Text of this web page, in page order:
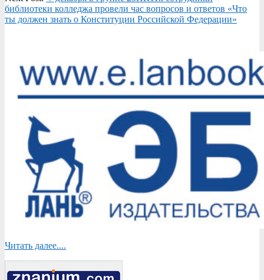
библиотеки колледжа провели час вопросов и ответов «Что
ты должен знать о Конституции Российской Федерации»
Читать далее....